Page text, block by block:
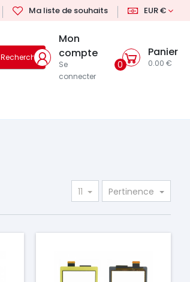
Ma liste de souhaits EUR €
Rechercher
Mon
compte
Se
connecter
0
Panier
0.00 €
11 Pertinence
Prix